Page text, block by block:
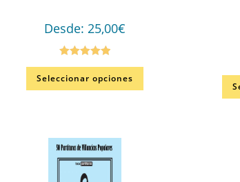
Desde:25,00€
Valorado en
5.00de 5
Seleccionar opciones